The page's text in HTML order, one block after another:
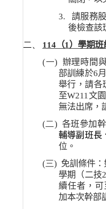
3.
請服務
後檢查該
二、
114 （1）學期
(一) 辦理時間
部訓練於6月
舉行，請各
至W211文
無法出席，
(二) 各班參加
輔導副班長
位。
(三) 免訓條件
學期（二技2
續任者，
加本次幹部